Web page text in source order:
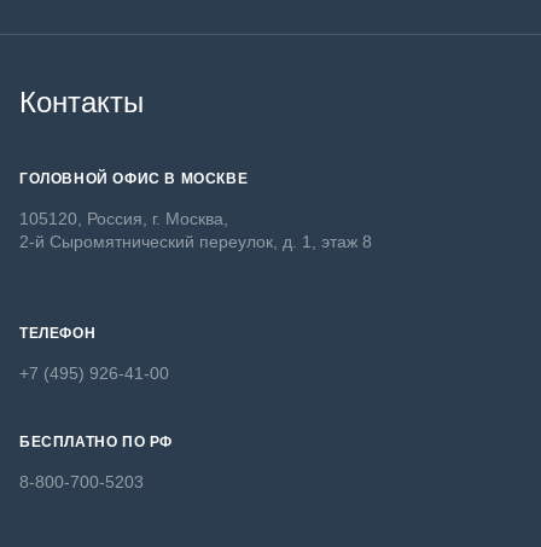
Контакты
ГОЛОВНОЙ ОФИС В МОСКВЕ
105120, Россия, г. Москва,
2-й Сыромятнический переулок, д. 1, этаж 8
ТЕЛЕФОН
+7 (495) 926-41-00
БЕСПЛАТНО ПО РФ
8-800-700-5203